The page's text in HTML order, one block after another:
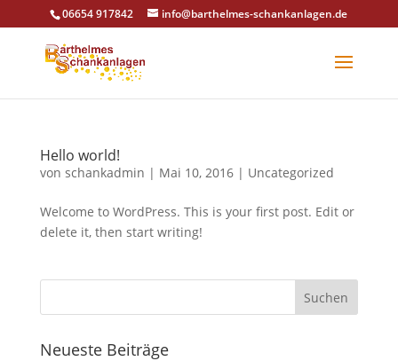
06654 917842 info@barthelmes-schankanlagen.de
Hello world!
von schankadmin | Mai 10, 2016| Uncategorized
Welcome to WordPress. This is your first post. Edit or
delete it, then start writing!
Neueste Beiträge